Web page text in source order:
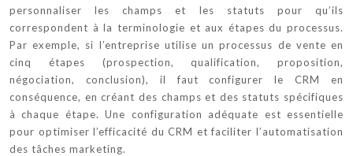
personnaliser les champs et les statuts pour qu’ils
correspondent à la terminologie et aux étapes du processus.
Par exemple, si l’entreprise utilise un processus de vente en
cinq étapes (prospection, qualification, proposition,
négociation, conclusion), il faut configurer le CRM en
conséquence, en créant des champs et des statuts spécifiques
à chaque étape. Une configuration adéquate est essentielle
pour optimiser l’efficacité du CRM et faciliter l’automatisation
des tâches marketing.